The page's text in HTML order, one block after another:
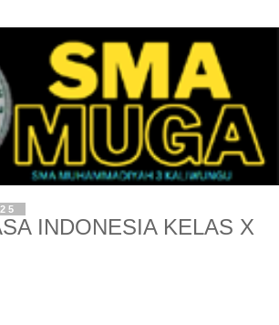
INDONESIA KELAS X